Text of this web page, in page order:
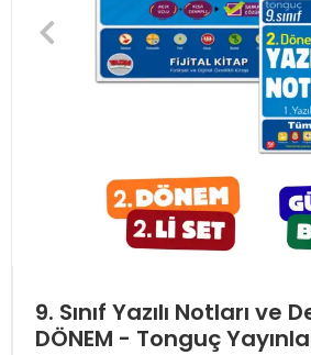
9. Sınıf Yazılı Notları ve
DÖNEM - Tonguç